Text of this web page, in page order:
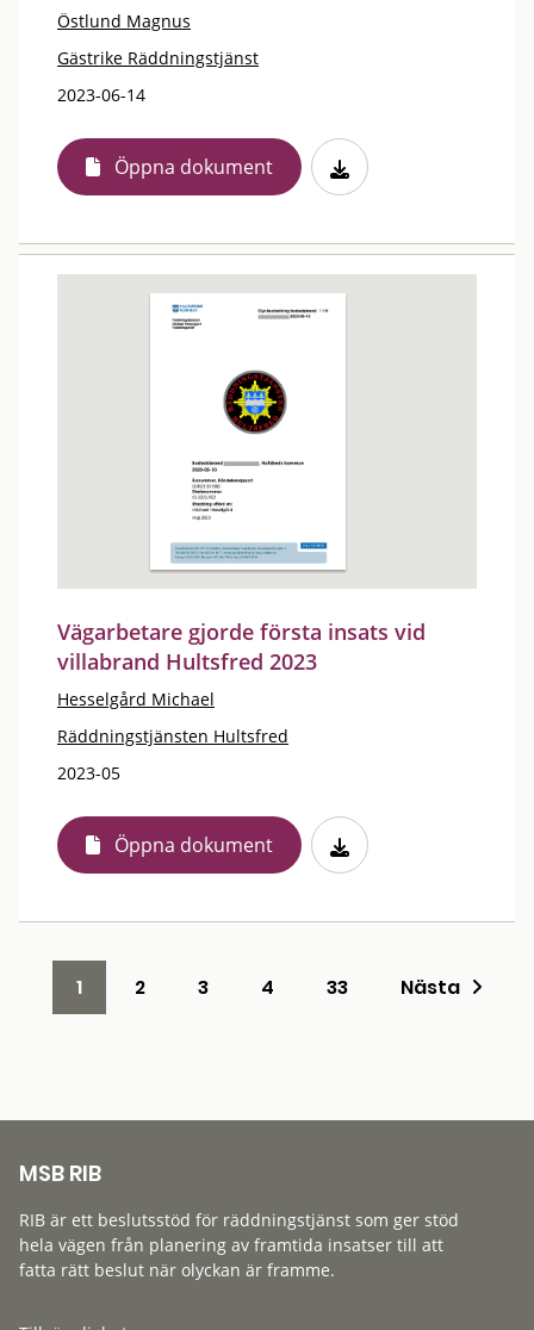
Östlund Magnus
Gästrike Räddningstjänst
2023-06-14
Öppna dokument
Vägarbetare gjorde första insats vid
villabrand Hultsfred 2023
Hesselgård Michael
Räddningstjänsten Hultsfred
2023-05
Öppna dokument
1 2 3 4 33 Nästa
MSB RIB
RIB är ett beslutsstöd för räddningstjänst som ger stöd
hela vägen från planering av framtida insatser till att
fatta rätt beslut när olyckan är framme.